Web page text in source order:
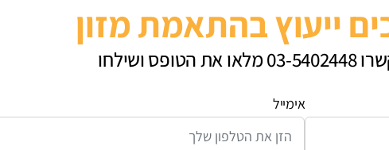
ייעוץ בהתאמת מזון
את הטופס ושילחו
אימייל